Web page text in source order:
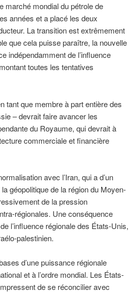
marché mondial du pétrole de
années et a placé les deux
La transition est extrêmement
que cela puisse paraître, la nouvelle
indépendamment de l’influence
toutes les tentatives
tant que membre à part entière des
– devrait faire avancer les
du Royaume, qui devrait à
commerciale et financière
avec l’Iran, qui a d’un
géopolitique de la région du Moyen-
de la pression
régionales. Une conséquence
l’influence régionale des États-Unis,
palestinien.
d’une puissance régionale
et à l’ordre mondial. Les États-
de se réconcilier avec